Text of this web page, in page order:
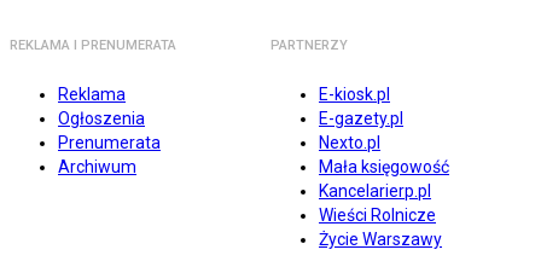
REKLAMA I PRENUMERATA
Reklama
Ogłoszenia
Prenumerata
Archiwum
PARTNERZY
E-kiosk.pl
E-gazety.pl
Nexto.pl
Mała księgowość
Kancelarierp.pl
Wieści Rolnicze
Życie Warszawy